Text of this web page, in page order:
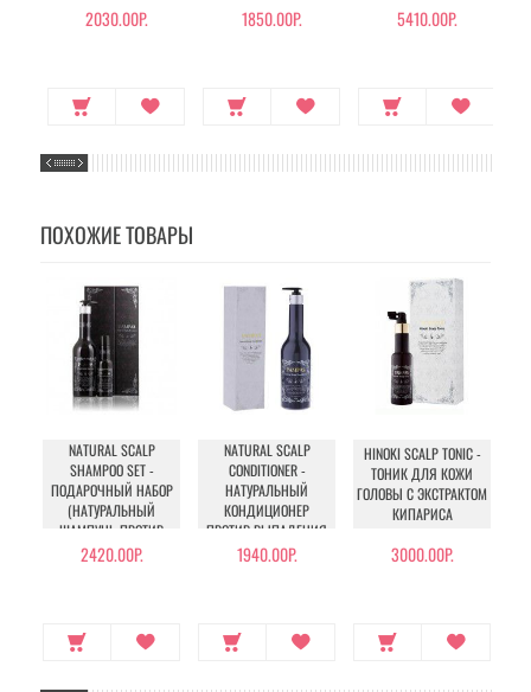
2030.00Р. 1850.00Р. 5410.00Р.
ПОХОЖИЕ ТОВАРЫ
NATURAL SCALP
SHAMPOO SET -
ПОДАРОЧНЫЙ НАБОР
(НАТУРАЛЬНЫЙ
ШАМПУНЬ ПРОТИВ
ВЫПАДЕНИЯ ВОЛОС)
2420.00Р.
NATURAL SCALP
CONDITIONER -
НАТУРАЛЬНЫЙ
КОНДИЦИОНЕР
ПРОТИВ ВЫПАДЕНИЯ
ВОЛОС
1940.00Р.
HINOKI SCALP TONIС -
ТОНИК ДЛЯ КОЖИ
ГОЛОВЫ С ЭКСТРАКТОМ
КИПАРИСА
3000.00Р.